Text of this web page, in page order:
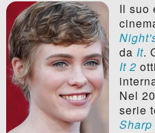
Il suo
da It.
It 2
Nel
serie